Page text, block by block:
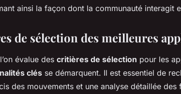
ainsi la façon dont la communauté interagit
de sélection des meilleures
évalue des critières de sélection pour les
clés se démarquent. Il est essentiel de
des mouvements et une analyse détaillée